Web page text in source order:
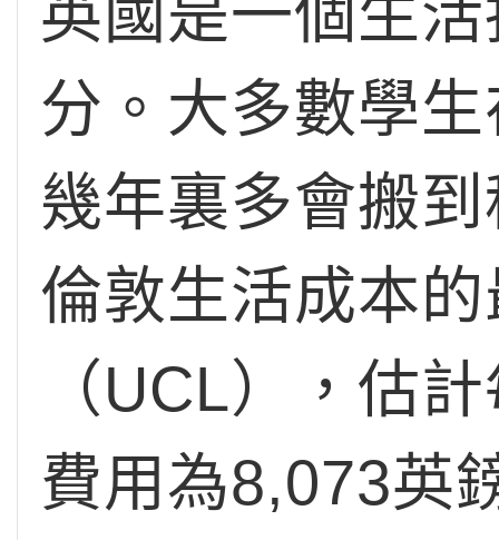
英國是一個生
分。大多數學
幾年裏多會搬
倫敦生活成本
（UCL），估
費用為8,073英